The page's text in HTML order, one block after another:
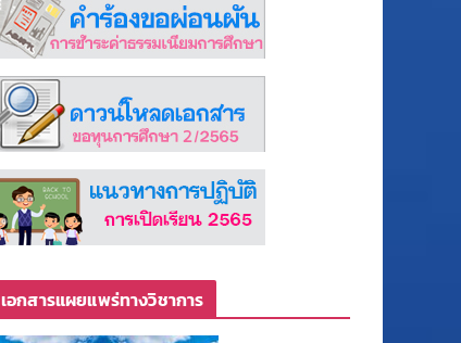
เอกสารแผยแพร่ทางวิชาการ